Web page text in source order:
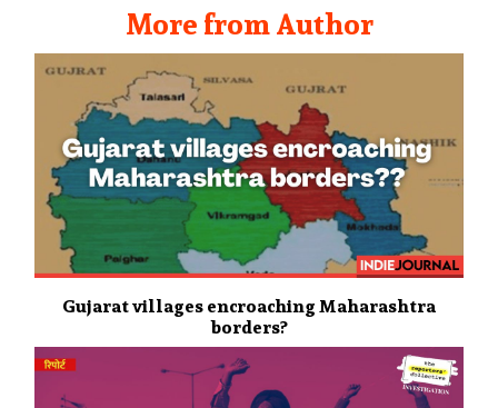
More from Author
Gujarat villages encroaching Maharashtra
borders?